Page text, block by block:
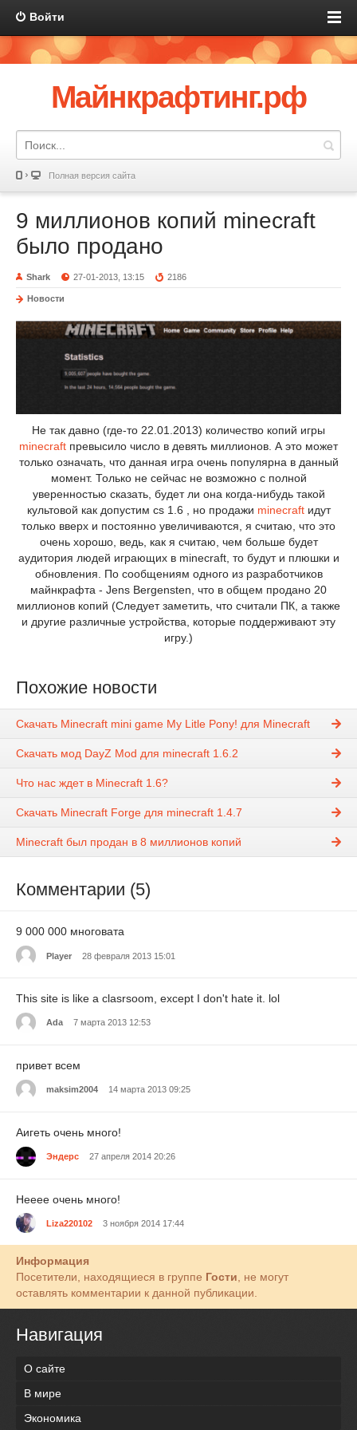
Войти
Майнкрафтинг.рф
Полная версия сайта
9 миллионов копий minecraft
было продано
Shark 27-01-2013, 13:15 2186
Новости
Не так давно (где-то 22.01.2013) количество копий игры
minecraft превысило число в девять миллионов. А это может
только означать, что данная игра очень популярна в данный
момент. Только не сейчас не возможно с полной
уверенностью сказать, будет ли она когда-нибудь такой
культовой как допустим cs 1.6 , но продажи minecraft идут
только вверх и постоянно увеличиваются, я считаю, что это
очень хорошо, ведь, как я считаю, чем больше будет
аудитория людей играющих в minecraft, то будут и плюшки и
обновления. По сообщениям одного из разработчиков
майнкрафта - Jens Bergensten, что в общем продано 20
миллионов копий (Следует заметить, что считали ПК, а также
и другие различные устройства, которые поддерживают эту
игру.)
Похожие новости
Скачать Minecraft mini game My Litle Pony! для Minecraft
Скачать мод DayZ Mod для minecraft 1.6.2
Что нас ждет в Minecraft 1.6?
Скачать Minecraft Forge для minecraft 1.4.7
Minecraft был продан в 8 миллионов копий
Комментарии (5)
9 000 000 многовата
Player 28 февраля 2013 15:01
This site is like a clasrsoom, except I don't hate it. lol
Ada 7 марта 2013 12:53
привет всем
maksim2004 14 марта 2013 09:25
Аигеть очень много!
Эндерс 27 апреля 2014 20:26
Нееее очень много!
Liza220102 3 ноября 2014 17:44
Информация
Посетители, находящиеся в группе Гости, не могут
оставлять комментарии к данной публикации.
Навигация
О сайте
В мире
Экономика